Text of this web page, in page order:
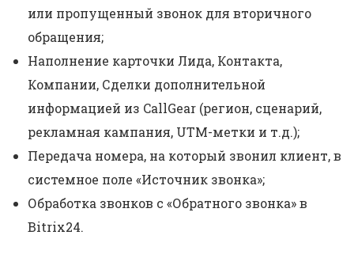
или пропущенный звонок для вторичного
обращения;
Наполнение карточки Лида, Контакта,
Компании, Сделки дополнительной
информацией из CallGear (регион, сценарий,
рекламная кампания, UTM-метки и т.д.);
Передача номера, на который звонил клиент, в
системное поле «Источник звонка»;
Обработка звонков с «Обратного звонка» в
Bitrix24.